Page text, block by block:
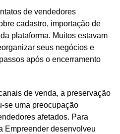
de vendedores
cadastro, importação de
plataforma. Muitos estavam
seus negócios e
após o encerramento
de venda, a preservação
se uma preocupação
afetados. Para
Empreender desenvolveu